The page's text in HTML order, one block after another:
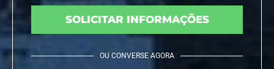
SOLICITAR INFORMAÇÕES
OU CONVERSE AGORA